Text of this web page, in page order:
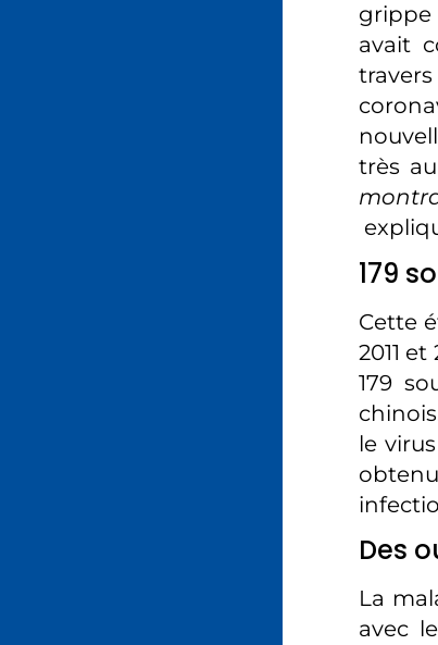
grippe
avait
très
179
Cette
2011
179
le
Des
La
avec